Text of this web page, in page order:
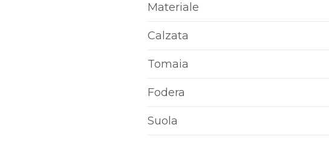
Materiale
Calzata
Tomaia
Fodera
Suola